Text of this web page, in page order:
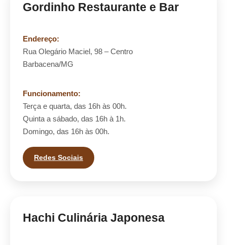
Gordinho Restaurante e Bar
Endereço:
Rua Olegário Maciel, 98 – Centro
Barbacena/MG
Funcionamento:
Terça e quarta, das 16h às 00h.
Quinta a sábado, das 16h à 1h.
Domingo, das 16h às 00h.
Redes Sociais
Hachi Culinária Japonesa